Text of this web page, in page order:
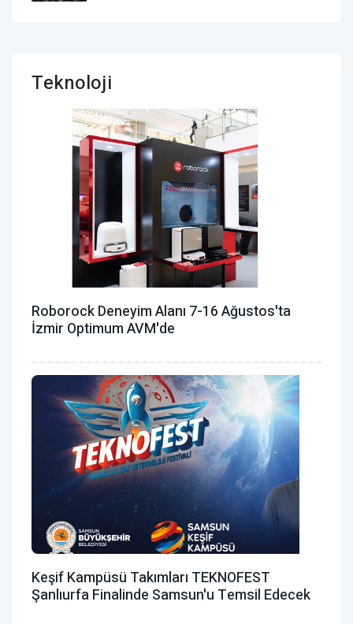
Teknoloji
Roborock Deneyim Alanı 7-16 Ağustos'ta
İzmir Optimum AVM'de
Keşif Kampüsü Takımları TEKNOFEST
Şanlıurfa Finalinde Samsun'u Temsil Edecek